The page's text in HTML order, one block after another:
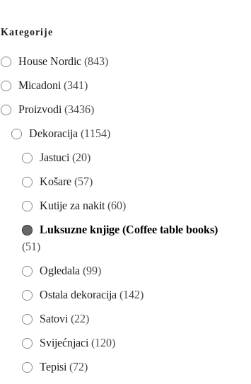
Kategorije
House Nordic (843)
Micadoni (341)
Proizvodi (3436)
Dekoracija (1154)
Jastuci (20)
Košare (57)
Kutije za nakit (60)
Luksuzne knjige (Coffee table books)
(51)
Ogledala (99)
Ostala dekoracija (142)
Satovi (22)
Svijećnjaci (120)
Tepisi (72)